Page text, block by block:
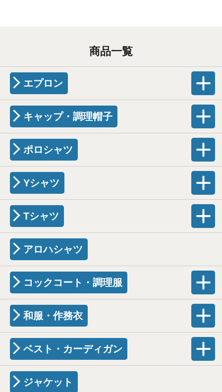
商品一覧
エプロン
キャップ・調理帽子
ポロシャツ
Yシャツ
Tシャツ
アロハシャツ
コックコート・調理服
和服・作務衣
ベスト・カーディガン
ジャケット